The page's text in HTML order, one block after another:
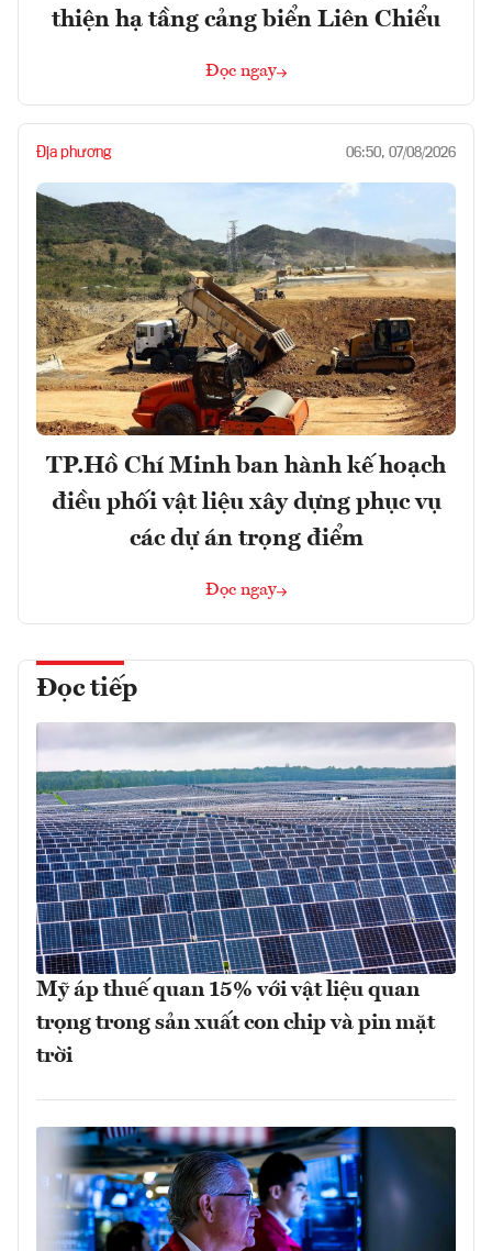
thiện hạ tầng cảng biển Liên Chiểu
Đọc ngay
Địa phương 06:50, 07/08/2026
TP.Hồ Chí Minh ban hành kế hoạch
điều phối vật liệu xây dựng phục vụ
các dự án trọng điểm
Đọc ngay
Đọc tiếp
Mỹ áp thuế quan 15% với vật liệu quan
trọng trong sản xuất con chip và pin mặt
trời